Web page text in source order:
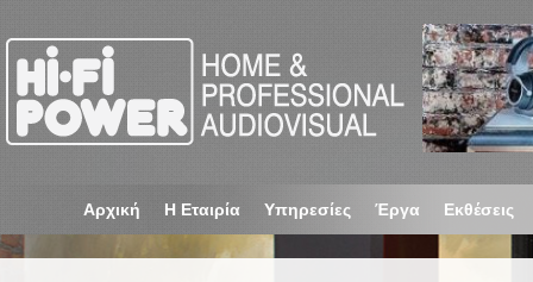
Αρχική Η Εταιρία Υπηρεσίες Έργα Εκθέσεις